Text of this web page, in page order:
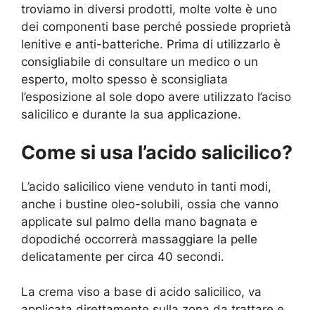
troviamo in diversi prodotti, molte volte è uno
dei componenti base perché possiede proprietà
lenitive e anti-batteriche. Prima di utilizzarlo è
consigliabile di consultare un medico o un
esperto, molto spesso è sconsigliata
l’esposizione al sole dopo avere utilizzato l’aciso
salicilico e durante la sua applicazione.
Come si usa l’acido salicilico?
L’acido salicilico viene venduto in tanti modi,
anche i bustine oleo-solubili, ossia che vanno
applicate sul palmo della mano bagnata e
dopodiché occorrerà massaggiare la pelle
delicatamente per circa 40 secondi.
La crema viso a base di acido salicilico, va